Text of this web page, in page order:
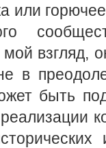
или
взгляд,
в
быть